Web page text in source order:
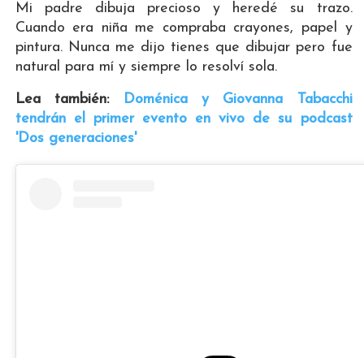
Mi padre dibuja precioso y heredé su trazo.
Cuando era niña me compraba crayones, papel y
pintura. Nunca me dijo tienes que dibujar pero fue
natural para mí y siempre lo resolví sola.
Lea también:
Doménica y Giovanna Tabacchi
tendrán el primer evento en vivo de su podcast
'Dos generaciones'